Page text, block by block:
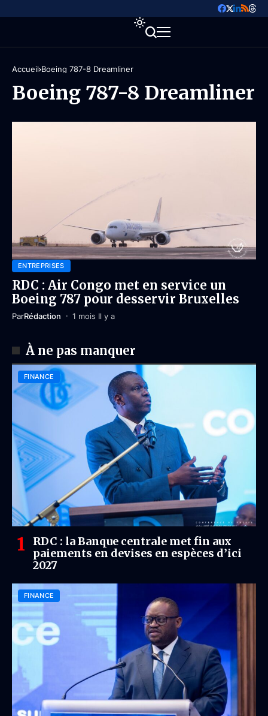
Accueil Boeing 787-8 Dreamliner
Boeing 787-8 Dreamliner
ENTREPRISES
RDC : Air Congo met en service un
Boeing 787 pour desservir Bruxelles
ParRédaction 1 mois Il y a
À ne pas manquer
FINANCE
RDC : la Banque centrale met fin aux
paiements en devises en espèces d’ici
2027
FINANCE